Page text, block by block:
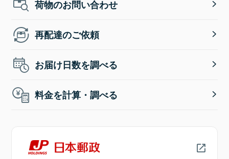
荷物のお問い合わせ
再配達のご依頼
お届け日数を調べる
料金を計算・調べる